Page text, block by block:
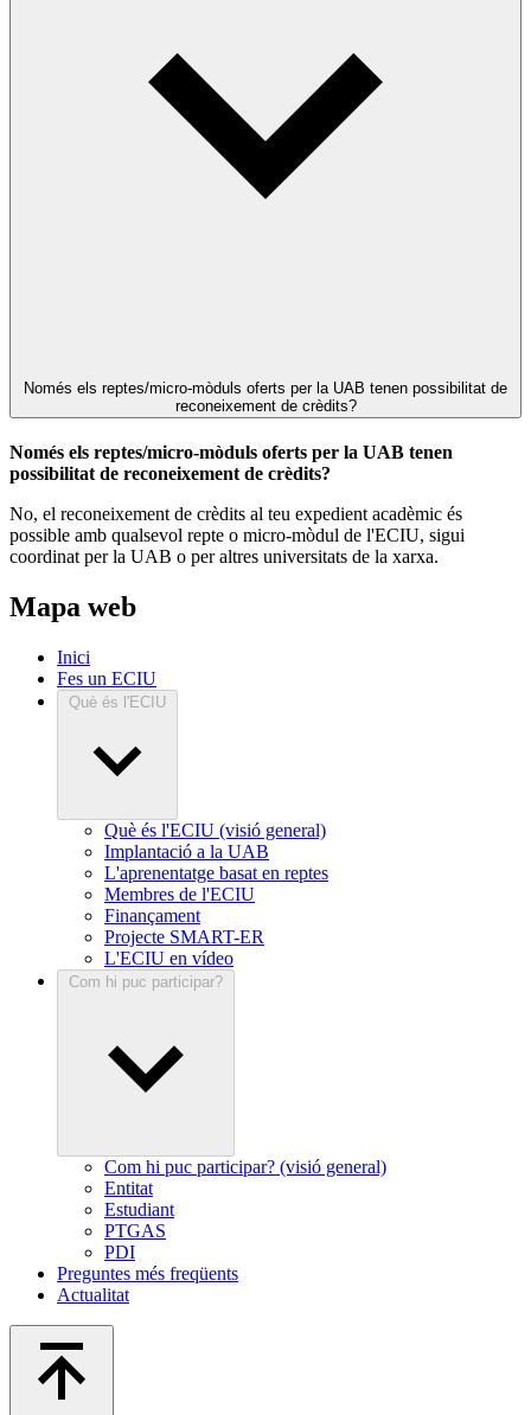
Només els reptes/micro-mòduls oferts per la UAB tenen possibilitat de
reconeixement de crèdits?
Només els reptes/micro-mòduls oferts per la UAB tenen
possibilitat de reconeixement de crèdits?
No, el reconeixement de crèdits al teu expedient acadèmic és
possible amb qualsevol repte o micro-mòdul de l'ECIU, sigui
coordinat per la UAB o per altres universitats de la xarxa.
Mapa web
Inici
Fes un ECIU
Què és l'ECIU
Què és l'ECIU (visió general)
Implantació a la UAB
L'aprenentatge basat en reptes
Membres de l'ECIU
Finançament
Projecte SMART-ER
L'ECIU en vídeo
Com hi puc participar?
Com hi puc participar? (visió general)
Entitat
Estudiant
PTGAS
PDI
Preguntes més freqüents
Actualitat